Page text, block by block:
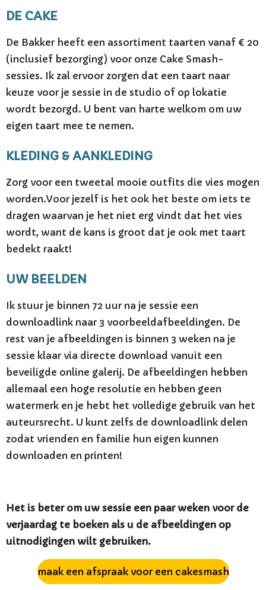
DE CAKE
De Bakker heeft een assortiment taarten vanaf € 20
(inclusief bezorging) voor onze Cake Smash-
sessies. Ik zal ervoor zorgen dat een taart naar
keuze voor je sessie in de studio of op lokatie
wordt bezorgd. U bent van harte welkom om uw
eigen taart mee te nemen.
KLEDING & AANKLEDING
Zorg voor een tweetal mooie outfits die vies mogen
worden.Voor jezelf is het ook het beste om iets te
dragen waarvan je het niet erg vindt dat het vies
wordt, want de kans is groot dat je ook met taart
bedekt raakt!
UW BEELDEN
Ik stuur je binnen 72 uur na je sessie een
downloadlink naar 3 voorbeeldafbeeldingen. De
rest van je afbeeldingen is binnen 3 weken na je
sessie klaar via directe download vanuit een
beveiligde online galerij. De afbeeldingen hebben
allemaal een hoge resolutie en hebben geen
watermerk en je hebt het volledige gebruik van het
auteursrecht. U kunt zelfs de downloadlink delen
zodat vrienden en familie hun eigen kunnen
downloaden en printen!
Het is beter om uw sessie een paar weken voor de
verjaardag te boeken als u de afbeeldingen op
uitnodigingen wilt gebruiken.
maak een afspraak voor een cakesmash